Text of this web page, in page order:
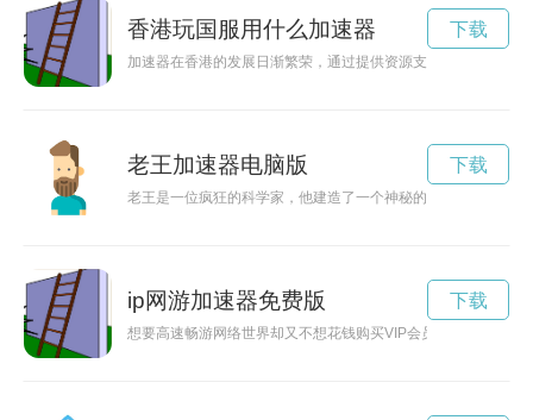
香港玩国服用什么加速器
加速器在香港的发展日渐繁荣，通过提供资源支持、导师指导
下载
老王加速器电脑版
老王是一位疯狂的科学家，他建造了一个神秘的黑洞加速器，引
下载
ip网游加速器免费版
想要高速畅游网络世界却又不想花钱购买VIP会员？IP加速器永
下载